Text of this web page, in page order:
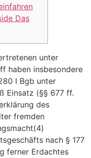
Das
unter
haben insbesondere
I Bgb unter
Einsatz (§§ 677 ff.
des
fremden
nach § 177
ferner Erdachtes